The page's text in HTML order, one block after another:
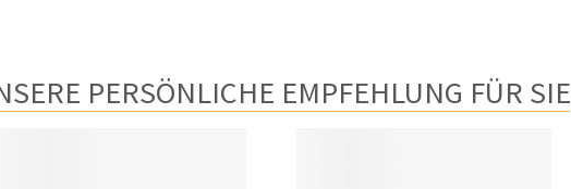
PERSÖNLICHE EMPFEHLUNG FÜR SIE